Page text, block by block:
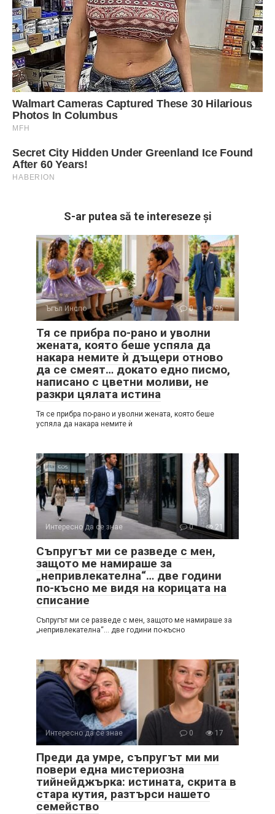
S-ar putea să te intereseze și
Ъгъл Инспо 0 96
Тя се прибра по-рано и уволни
жената, която беше успяла да
накара немите ѝ дъщери отново
да се смеят… докато едно писмо,
написано с цветни моливи, не
разкри цялата истина
Тя се прибра по-рано и уволни жената, която беше
успяла да накара немите ѝ
Интересно да се знае 0 21
Съпругът ми се разведе с мен,
защото ме намираше за
„непривлекателна“… две години
по-късно ме видя на корицата на
списание
Съпругът ми се разведе с мен, защото ме намираше за
„непривлекателна“… две години по-късно
Интересно да се знае 0 17
Преди да умре, съпругът ми ми
повери една мистериозна
тийнейджърка: истината, скрита в
стара кутия, разтърси нашето
семейство